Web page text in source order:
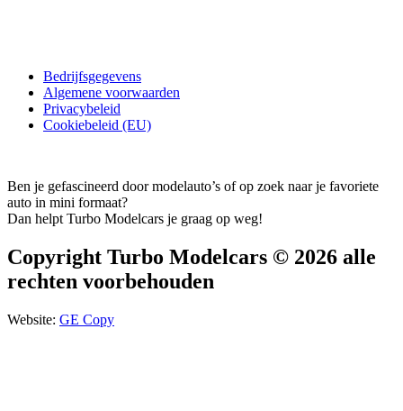
Bedrijfsgegevens
Algemene voorwaarden
Privacybeleid
Cookiebeleid (EU)
Ben je gefascineerd door modelauto’s of op zoek naar je favoriete
auto in mini formaat?
Dan helpt Turbo Modelcars je graag op weg!
Copyright Turbo Modelcars © 2026 alle
rechten voorbehouden
Website: GE Copy